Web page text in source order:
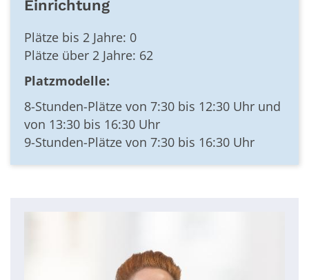
Einrichtung
Plätze bis 2 Jahre: 0
Plätze über 2 Jahre: 62
Platzmodelle:
8-Stunden-Plätze von 7:30 bis 12:30 Uhr und
von 13:30 bis 16:30 Uhr
9-Stunden-Plätze von 7:30 bis 16:30 Uhr